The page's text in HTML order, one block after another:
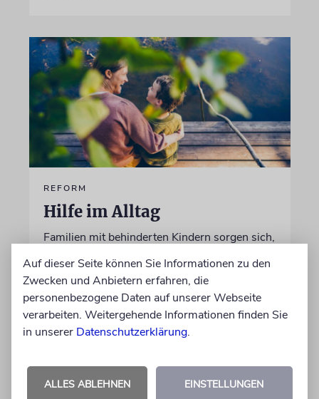
REFORM
Hilfe im Alltag
Familien mit behinderten Kindern sorgen sich,
wird, die ihnen ein selbstbestimmtes Leben
ermöglicht
von Christine Schmitt
Auf dieser Seite können Sie Informationen zu den
Zwecken und Anbietern erfahren, die
personenbezogene Daten auf unserer Webseite
verarbeiten. Weitergehende Informationen finden Sie
in unserer Datenschutzerklärung.
ALLES ABLEHNEN EINSTELLUNGEN